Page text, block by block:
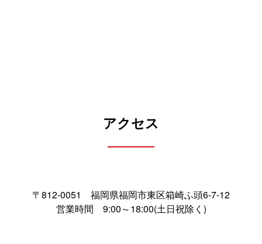
アクセス
〒812-0051 福岡県福岡市東区箱崎ふ頭6-7-12
営業時間 9:00～18:00(土日祝除く)